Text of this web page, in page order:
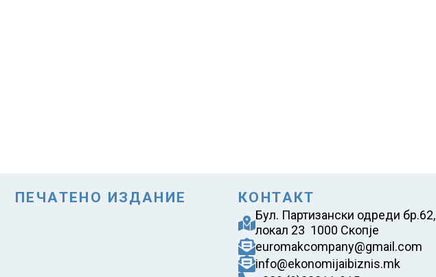
ПЕЧАТЕНО ИЗДАНИЕ КОНТАКТ
Бул. Партизански одреди бр.62,
локал 23 1000 Скопје
euromakcompany@gmail.com
info@ekonomijaibiznis.mk